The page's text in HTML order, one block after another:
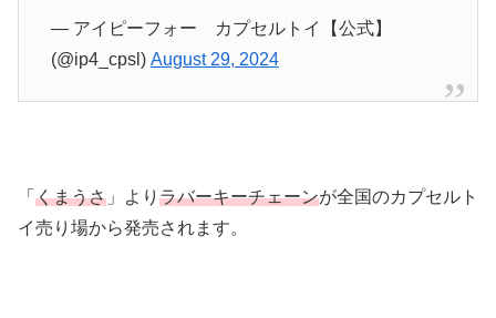
— アイピーフォー カプセルトイ【公式】
(@ip4_cpsl) August 29, 2024
「 くまうさ 」より ラバーキーチェーンが全国のカプセルト
イ売り場から発売されます。